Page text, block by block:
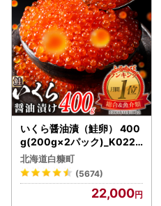
いくら醤油漬（鮭卵） 400
g(200g×2パック)_K022-
1676
北海道白糠町
(5674)
22,000